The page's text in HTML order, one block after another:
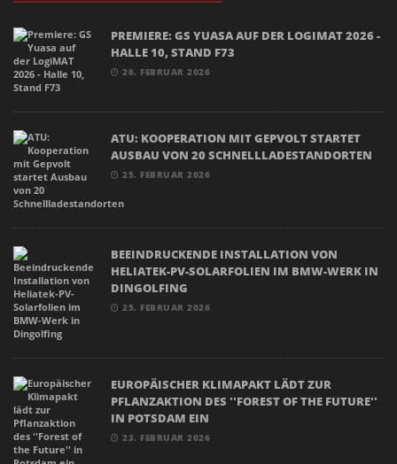
PREMIERE: GS YUASA AUF DER LOGIMAT 2026 -
HALLE 10, STAND F73
26. FEBRUAR 2026
ATU: KOOPERATION MIT GEPVOLT STARTET
AUSBAU VON 20 SCHNELLLADESTANDORTEN
25. FEBRUAR 2026
BEEINDRUCKENDE INSTALLATION VON
HELIATEK-PV-SOLARFOLIEN IM BMW-WERK IN
DINGOLFING
25. FEBRUAR 2026
EUROPÄISCHER KLIMAPAKT LÄDT ZUR
PFLANZAKTION DES ''FOREST OF THE FUTURE''
IN POTSDAM EIN
23. FEBRUAR 2026